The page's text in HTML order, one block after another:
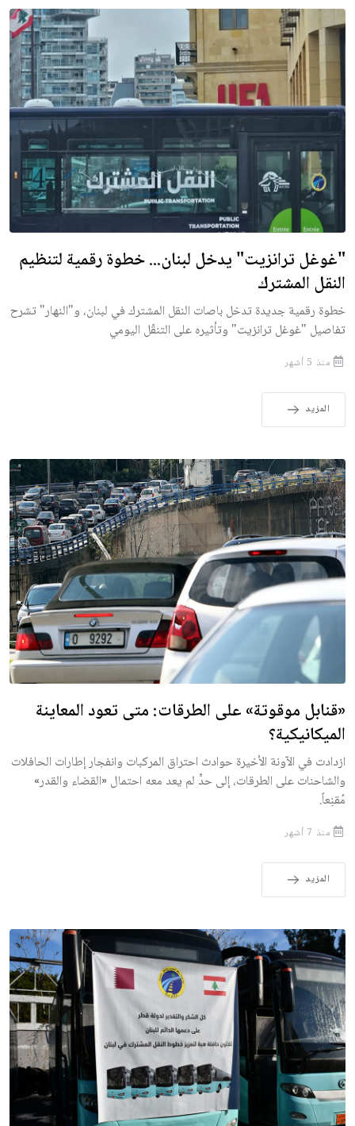
"غوغل ترانزيت" يدخل لبنان... خطوة رقمية لتنظيم
النقل المشترك
خطوة رقمية جديدة تدخل باصات النقل المشترك في لبنان، و"النهار" تشرح
تفاصيل "غوغل ترانزيت" وتأثيره على التنقّل اليومي
منذ 5 أشهر
المزيد
«قنابل موقوتة» على الطرقات: متى تعود المعاينة
الميكانيكية؟
ازدادت في الآونة الأخيرة حوادث احتراق المركبات وانفجار إطارات الحافلات
والشاحنات على الطرقات، إلى حدٍّ لم يعد معه احتمال «القضاء والقدر»
مُقنِعاً.
منذ 7 أشهر
المزيد